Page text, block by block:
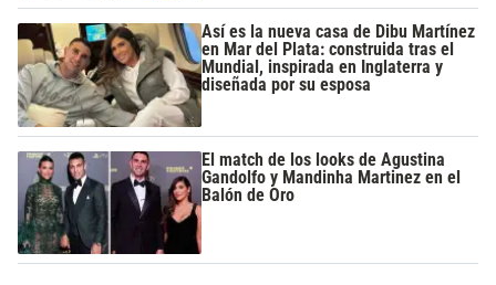
Así es la nueva casa de Dibu Martínez
en Mar del Plata: construida tras el
Mundial, inspirada en Inglaterra y
diseñada por su esposa
El match de los looks de Agustina
Gandolfo y Mandinha Martinez en el
Balón de Oro